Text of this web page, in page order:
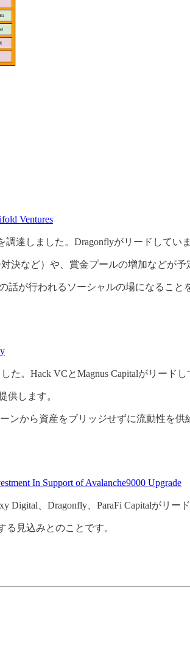
Ventures
調達しました。Dragonflyがリードしてい
決など）や、賞金プールの増加などが
話が行われるソーシャルの場になること
た。Hack VCとMagnus Capitalがリード
供します。
から資産をブリッジせずに流動性を
In Support of Avalanche9000 Upgrade
Digital、Dragonfly、ParaFi Capitalがリー
見込みとのことです。